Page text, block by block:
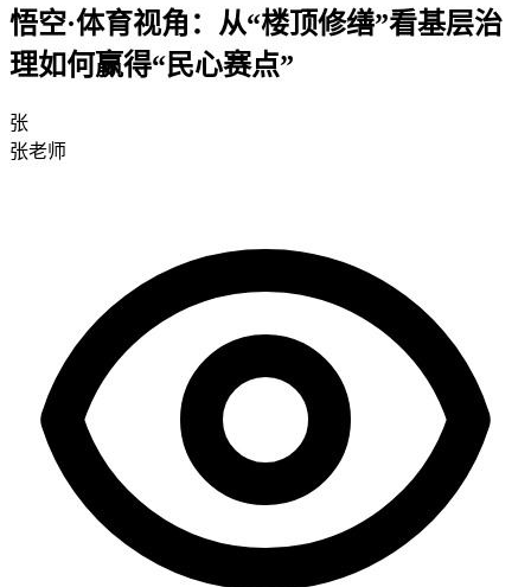
悟空·体育视角：从“楼顶修缮”看基层治
理如何赢得“民心赛点”
张
张老师